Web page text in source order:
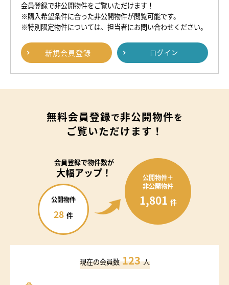
会員登録で非公開物件をご覧いただけます！
※購入希望条件に合った非公開物件が閲覧可能です。
※特別限定物件については、担当者にお問い合わせください。
新規会員登録 ログイン
無料会員登録で非公開物件を
ご覧いただけます！
会員登録で物件数が
大幅アップ！
公開物件
28 件
公開物件＋
非公開物件
1,801 件
現在の会員数 123 人